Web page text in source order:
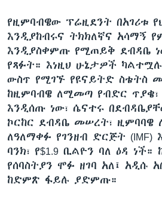
የዚምባብዌው ፕሬዚደንት በአገሪቱ
እንዲያከብሩና ትክክለኛና አሳማኝ
እንዲያስቀምጡ የሚጠይቅ ደብዳቤ
የጻፉት። እነዚህ ሁኔታዎች
ውስጥ የሚገኙ የዩናይትድ ስቴትስ
ከዚምባብዌ ለሚመጣ የብድር
እንዲሰጡ ነው፣ ሴናተሩ
ኮርከር ደብዳቤ መሠረት፣ ዚምባባዌ
ለዓለማቀፉ የገንዘብ ድርጅት
ባንክ፣ የ$1.9 ቢልዮን ባለ ዕዳ ነች።
የሰባስትያን ሞፉ ዘገባ አለ፤ አዲሱ
ከድምጽ ፋይሉ ያድምጡ።